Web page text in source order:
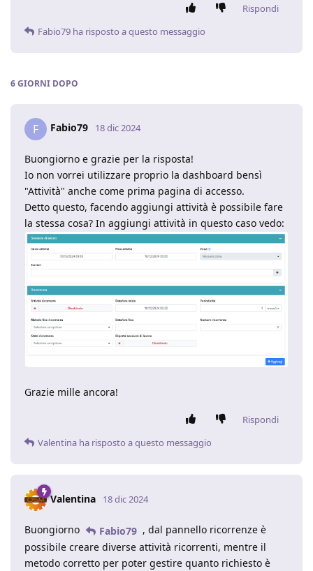
Rispondi
Fabio79 ha risposto a questo messaggio
6 GIORNI DOPO
F Fabio79 18 dic 2024
Buongiorno e grazie per la risposta!
Io non vorrei utilizzare proprio la dashboard bensì
"Attività" anche come prima pagina di accesso.
Detto questo, facendo aggiungi attività è possibile fare
la stessa cosa? In aggiungi attività in questo caso vedo:
Grazie mille ancora!
Rispondi
Valentina ha risposto a questo messaggio
Valentina 18 dic 2024
Buongiorno Fabio79 , dal pannello ricorrenze è
possibile creare diverse attività ricorrenti, mentre il
metodo corretto per poter gestire quanto richiesto è